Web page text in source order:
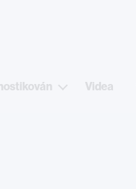
Videa